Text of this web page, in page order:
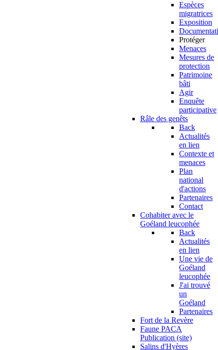
Espèces
migratrices
Exposition
Protéger
Menaces
Mesures de
protection
Patrimoine
bâti
Agir
Enquête
participative
Râle des genêts
Back
Actualités
en lien
Contexte et
menaces
Plan
national
d'actions
Partenaires
Contact
Cohabiter avec le
Goéland leucophée
Back
Actualités
en lien
Une vie de
Goéland
leucophée
J'ai trouvé
un
Goéland
Partenaires
Fort de la Revère
Faune PACA
Publication (site)
Salins d'Hyères